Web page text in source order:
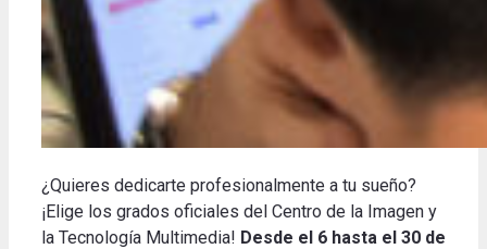
¿Quieres dedicarte profesionalmente a tu sueño?
¡Elige los grados oficiales del Centro de la Imagen y
la Tecnología Multimedia! Desde el 6 hasta el 30 de